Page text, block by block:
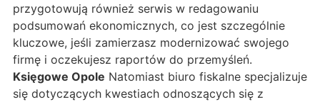
przygotowują również serwis w redagowaniu
podsumowań ekonomicznych, co jest szczególnie
kluczowe, jeśli zamierzasz modernizować swojego
firmę i oczekujesz raportów do przemyśleń.
Księgowe Opole Natomiast biuro fiskalne specjalizuje
się dotyczących kwestiach odnoszących się z